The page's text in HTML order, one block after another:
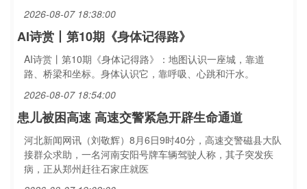
2026-08-07 18:38:00
AI诗赏丨第10期《身体记得路》
AI诗赏丨第10期《身体记得路》：地图认识一座城，靠道
路、桥梁和坐标。身体认识它，靠呼吸、心跳和汗水。
2026-08-07 18:54:00
患儿被困高速 高速交警紧急开辟生命通道
河北新闻网讯（刘敬辉）8月6日9时40分，高速交警磁县大队
接群众求助，一名河南安阳号牌车辆驾驶人称，其子突发疾
病，正从郑州赶往石家庄就医